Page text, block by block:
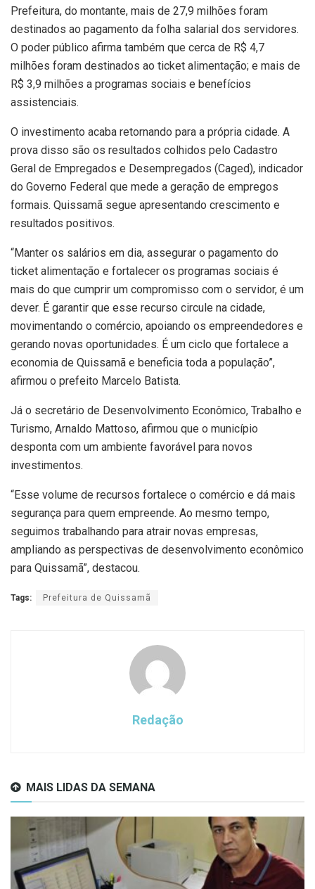
Prefeitura, do montante, mais de 27,9 milhões foram
destinados ao pagamento da folha salarial dos servidores.
O poder público afirma também que cerca de R$ 4,7
milhões foram destinados ao ticket alimentação; e mais de
R$ 3,9 milhões a programas sociais e benefícios
assistenciais.
O investimento acaba retornando para a própria cidade. A
prova disso são os resultados colhidos pelo Cadastro
Geral de Empregados e Desempregados (Caged), indicador
do Governo Federal que mede a geração de empregos
formais. Quissamã segue apresentando crescimento e
resultados positivos.
“Manter os salários em dia, assegurar o pagamento do
ticket alimentação e fortalecer os programas sociais é
mais do que cumprir um compromisso com o servidor, é um
dever. É garantir que esse recurso circule na cidade,
movimentando o comércio, apoiando os empreendedores e
gerando novas oportunidades. É um ciclo que fortalece a
economia de Quissamã e beneficia toda a população”,
afirmou o prefeito Marcelo Batista.
Já o secretário de Desenvolvimento Econômico, Trabalho e
Turismo, Arnaldo Mattoso, afirmou que o município
desponta com um ambiente favorável para novos
investimentos.
“Esse volume de recursos fortalece o comércio e dá mais
segurança para quem empreende. Ao mesmo tempo,
seguimos trabalhando para atrair novas empresas,
ampliando as perspectivas de desenvolvimento econômico
para Quissamã”, destacou.
Tags: Prefeitura de Quissamã
Redação
MAIS LIDAS DA SEMANA